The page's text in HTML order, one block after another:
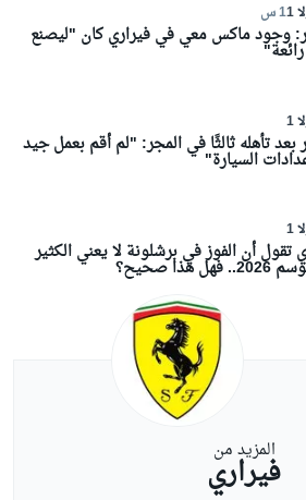
1 1 س
وجود ماكس معي في فيراري كان "ليصنع
1
بعد تأهله ثالثًا في المجر: "لم أقم بعمل جيد
السيارة"
1
تقول أن الفوز في برشلونة لا يعني الكثير
هذا صحيح؟
المزيد من
فيراري